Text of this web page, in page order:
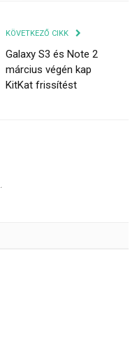
KÖVETKEZŐ CIKK
Galaxy S3 és Note 2
március végén kap
KitKat frissítést